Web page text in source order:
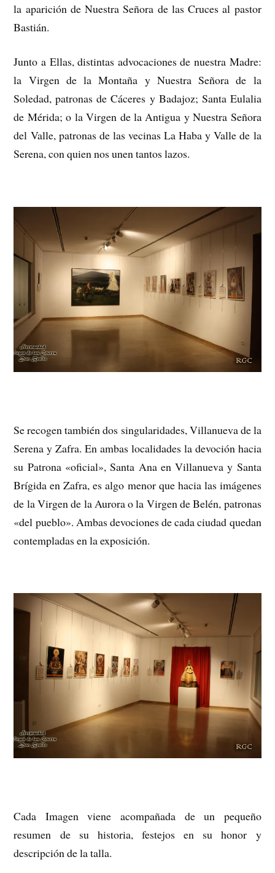
la aparición de Nuestra Señora de las Cruces al pastor
Bastián.
Junto a Ellas, distintas advocaciones de nuestra Madre:
la Virgen de la Montaña y Nuestra Señora de la
Soledad, patronas de Cáceres y Badajoz; Santa Eulalia
de Mérida; o la Virgen de la Antigua y Nuestra Señora
del Valle, patronas de las vecinas La Haba y Valle de la
Serena, con quien nos unen tantos lazos.
Se recogen también dos singularidades, Villanueva de la
Serena y Zafra. En ambas localidades la devoción hacia
su Patrona «oficial», Santa Ana en Villanueva y Santa
Brígida en Zafra, es algo menor que hacia las imágenes
de la Virgen de la Aurora o la Virgen de Belén, patronas
«del pueblo». Ambas devociones de cada ciudad quedan
contempladas en la exposición.
Cada Imagen viene acompañada de un pequeño
resumen de su historia, festejos en su honor y
descripción de la talla.